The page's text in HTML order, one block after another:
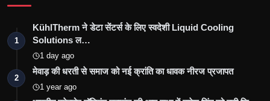
1
KühlTherm ने डेटा सेंटर्स के लिए स्वदेशी Liquid Cooling
Solutions ल…
1 day ago
2
मेवाड़ की धरती से समाज को नई क्रांति का धावक नीरज प्रजापत
1 year ago